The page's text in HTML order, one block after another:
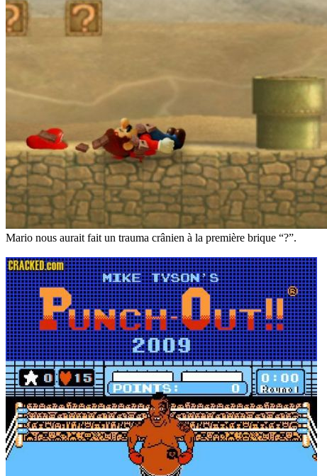
Mario nous aurait fait un trauma crânien à la première brique “?”.